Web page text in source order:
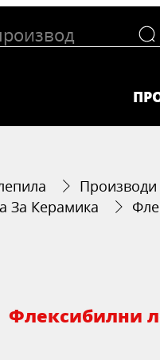
Производи
За Керамика
Флексибилни